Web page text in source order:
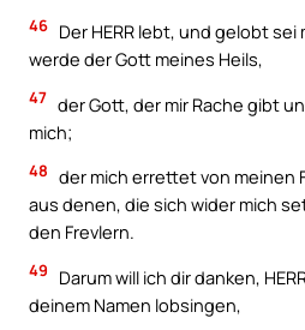
46 Der HERR lebt, und gelobt
werde der Gott meines Heils,
47 der Gott, der mir Rache gibt
mich;
48 der mich errettet von meinen
aus denen, die sich wider mich
den Frevlern.
49
Darum will ich dir danken,
deinem Namen lobsingen,